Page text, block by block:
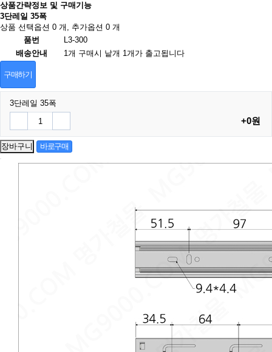
상품간략정보 및 구매기능
3단레일 35폭
상품 선택옵션 0 개, 추가옵션 0 개
품번
L3-300
배송안내
1개 구매시 낱개 1개가 출고됩니다
구매하기
3단레일 35폭
+0원